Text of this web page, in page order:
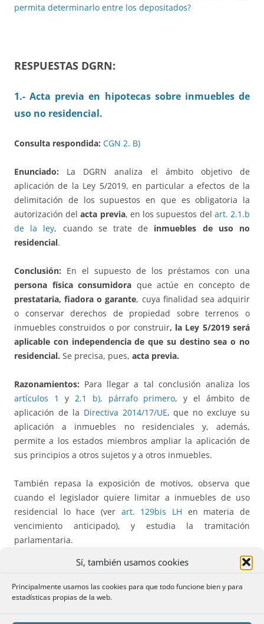
Sí, también usamos cookies
Principalmente usamos las cookies para que todo funcione bien y para
estadísticas propias de la web.
permita determinarlo entre los depositados?
RESPUESTAS DGRN:
1.- Acta previa en hipotecas sobre inmuebles de
uso no residencial.
Consulta respondida: CGN 2. B)
Enunciado: La DGRN analiza el ámbito objetivo de
aplicación de la Ley 5/2019, en particular a efectos de la
delimitación de los supuestos en que es obligatoria la
autorización delacta previa, en los supuestos del art. 2.1.b
de la ley, cuando se trate de inmuebles de uso no
residencial.
Conclusión: En el supuesto de los préstamos con una
persona física consumidora que actúe en concepto de
prestataria, fiadora o garante, cuya finalidad sea adquirir
o conservar derechos de propiedad sobre terrenos o
inmuebles construidos o por construir, la Ley 5/2019 será
aplicable con independencia de que su destino sea o no
residencial. Se precisa, pues, acta previa.
Razonamientos: Para llegar a tal conclusión analiza los
artículos 1
y 2.1 b), párrafo primero, y el ámbito de
aplicación de la Directiva 2014/17/UE, que no excluye su
aplicación a inmuebles no residenciales y, además,
permite a los estados miembros ampliar la aplicación de
sus principios a otros sujetos y a otros inmuebles.
También repasa la exposición de motivos, observa que
cuando el legislador quiere limitar a inmuebles de uso
residencial lo hace (ver art. 129bis LH en materia de
vencimiento anticipado), y estudia la tramitación
parlamentaria.
Desde el punto de vista teleológico, para el consumidor
resultará indiferente que la persona jurídica destine ese
inmueble a una finalidad residencial (construir viviendas